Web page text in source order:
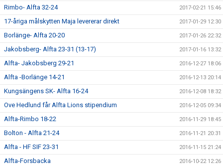
Rimbo- Alfta 32-24 2017-02-21 15:46
17-åriga målskytten Maja levererar direkt 2017-01-29 12:30
Borlänge- Alfta 20-20 2017-01-26 22:32
Jakobsberg- Alfta 23-31 (13-17) 2017-01-16 13:32
Alfta- Jakobsberg 29-21 2016-12-27 18:06
Alfta -Borlänge 14-21 2016-12-13 20:14
Kungsängens SK- Alfta 16-24 2016-12-08 18:32
Ove Hedlund får Alfta Lions stipendium 2016-12-05 09:34
Alfta-Rimbo 18-22 2016-11-29 18:45
Bolton - Alfta 21-24 2016-11-21 20:31
Alfta - HF SIF 23-31 2016-11-15 21:24
Alfta-Forsbacka 2016-10-22 12:26